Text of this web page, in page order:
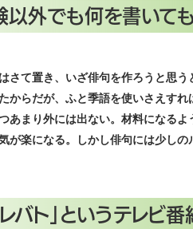
以外でも何を書いて
さて置き、いざ俳句を作ろうと思
からだが、ふと季語を使いさえす
あまり外には出ない。材料になる
が楽になる。しかし俳句には少し
レバト」というテレビ番